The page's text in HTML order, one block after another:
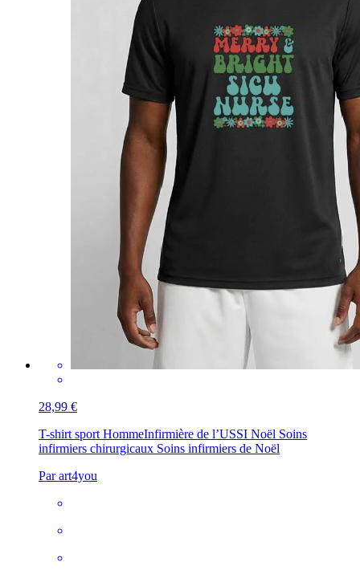
28,99 €
T-shirt sport HommeInfirmière de l’USSI Noël Soins
infirmiers chirurgicaux Soins infirmiers de Noël
Par art4you